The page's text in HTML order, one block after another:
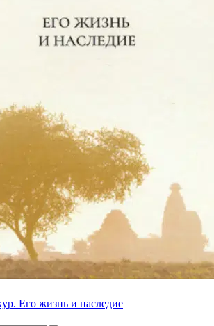
Его жизнь и наследие